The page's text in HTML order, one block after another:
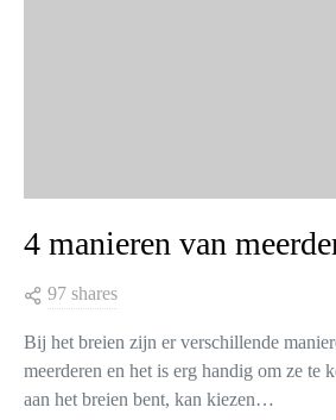
4 manieren van
97 shares
Bij het breien zijn er verschillende
meerderen en het is erg handig om ze te
aan het breien bent, kan kiezen…